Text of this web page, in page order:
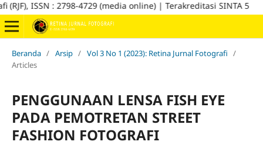
ISSN : 2798-4729 (media online) | Terakreditasi SINTA 5
Beranda / Arsip / Vol 3 No 1 (2023): Retina Jurnal Fotografi /
Articles
PENGGUNAAN LENSA FISH EYE
PADA PEMOTRETAN STREET
FASHION FOTOGRAFI